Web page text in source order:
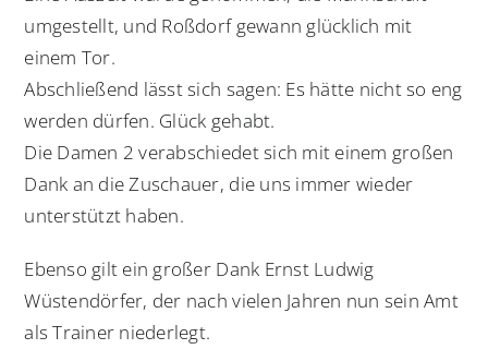
umgestellt, und Roßdorf gewann glücklich mit
einem Tor.
Abschließend lässt sich sagen: Es hätte nicht so eng
werden dürfen. Glück gehabt.
Die Damen 2 verabschiedet sich mit einem großen
Dank an die Zuschauer, die uns immer wieder
unterstützt haben.
Ebenso gilt ein großer Dank Ernst Ludwig
Wüstendörfer, der nach vielen Jahren nun sein Amt
als Trainer niederlegt.